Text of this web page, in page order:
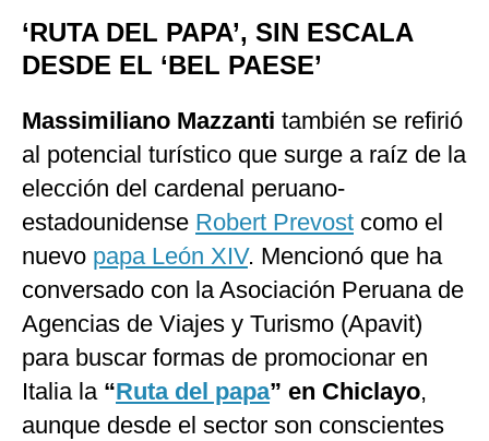
‘RUTA DEL PAPA’, SIN ESCALA
DESDE EL ‘BEL PAESE’
Massimiliano Mazzanti también se refirió
al potencial turístico que surge a raíz de la
elección del cardenal peruano-
estadounidense Robert Prevost como el
nuevo papa León XIV. Mencionó que ha
conversado con la Asociación Peruana de
Agencias de Viajes y Turismo (Apavit)
para buscar formas de promocionar en
Italia la “Ruta del papa” en Chiclayo,
aunque desde el sector son conscientes